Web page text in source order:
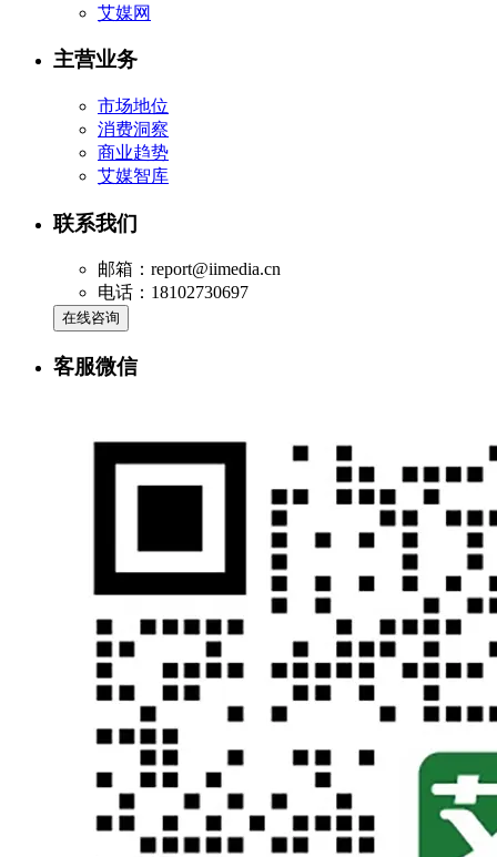
艾媒网
主营业务
市场地位
消费洞察
商业趋势
艾媒智库
联系我们
邮箱：report@iimedia.cn
电话：18102730697
在线咨询
客服微信